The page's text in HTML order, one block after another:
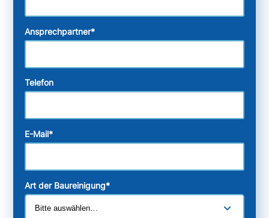
Ansprechpartner*
Telefon
E-Mail*
Art der Baureinigung*